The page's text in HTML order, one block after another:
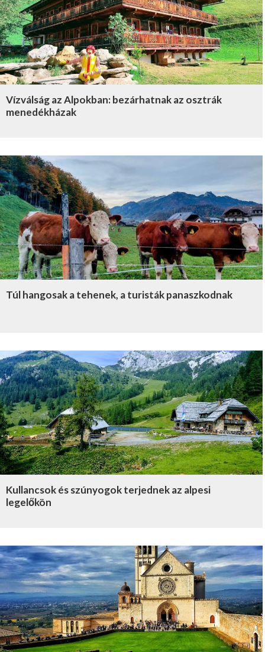
Vízválság az Alpokban: bezárhatnak az osztrák
menedékházak
Túl hangosak a tehenek, a turisták panaszkodnak
Kullancsok és szúnyogok terjednek az alpesi
legelőkön